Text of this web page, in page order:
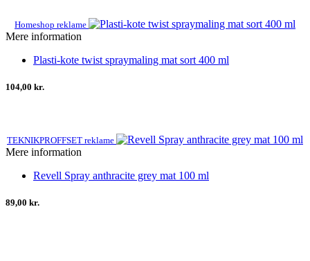
Homeshop reklame
Mere information
Plasti-kote twist spraymaling mat sort 400 ml
104,00 kr.
TEKNIKPROFFSET reklame
Mere information
Revell Spray anthracite grey mat 100 ml
89,00 kr.